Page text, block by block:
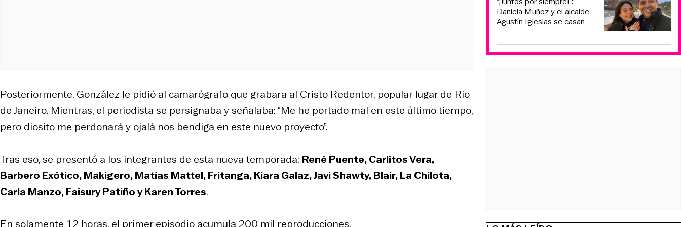
Posteriormente, González le pidió al camarógrafo que grabara al Cristo Redentor, popular lugar de Río
de Janeiro. Mientras, el periodista se persignaba y señalaba: “Me he portado mal en este último tiempo,
pero diosito me perdonará y ojalá nos bendiga en este nuevo proyecto”.
Tras eso, se presentó a los integrantes de esta nueva temporada: René Puente, Carlitos Vera,
Barbero Exótico, Makigero, Matías Mattel, Fritanga, Kiara Galaz, Javi Shawty, Blair, La Chilota,
Carla Manzo, Faisury Patiño y Karen Torres.
En solamente 12 horas, el primer episodio acumula 200 mil reproducciones.
Daniela Muñoz y el alcalde
Agustín Iglesias se casan